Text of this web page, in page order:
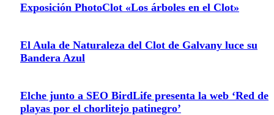
Exposición PhotoClot «Los árboles en el Clot»
El Aula de Naturaleza del Clot de Galvany luce su
Bandera Azul
Elche junto a SEO BirdLife presenta la web ‘Red de
playas por el chorlitejo patinegro’